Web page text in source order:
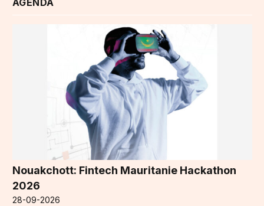
AGENDA
Nouakchott: Fintech Mauritanie Hackathon
2026
28-09-2026